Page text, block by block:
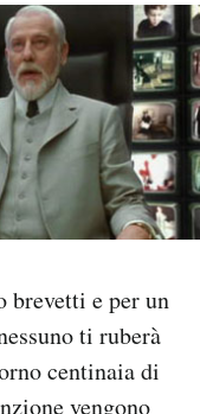
calcio 2026
brevetti e per un
ti ruberà
centinaia di
vengono